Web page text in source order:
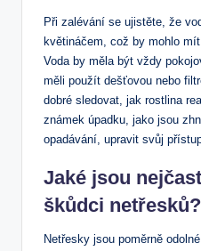
Při zalévání se ujistěte, že
květináčem, což by mohlo
Voda by měla být vždy
měli použít dešťovou nebo
dobré sledovat, jak rostlina
známek úpadku, jako jsou
opadávání, upravit svůj
Jaké jsou
škůdci netřesků?
Netřesky jsou poměrně